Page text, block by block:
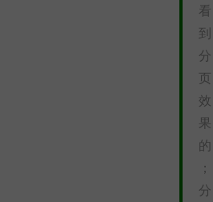
看
到
分
页
效
果
的
；
分